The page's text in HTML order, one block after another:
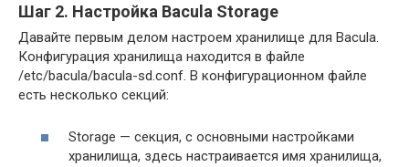
Шаг 2. Настройка Bacula Storage
Давайте первым делом настроем хранилище для Bacula.
Конфигурация хранилища находится в файле
/etc/bacula/bacula-sd.conf. В конфигурационном файле
есть несколько секций:
Storage — секция, с основными настройками
хранилища, здесь настраивается имя хранилища,